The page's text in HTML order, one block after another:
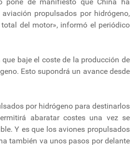
propulsados por hidrógeno,
del motor», informó el periódico
baje el coste de la producción de
Esto supondrá un avance desde
por hidrógeno para destinarlos
abaratar costes una vez se
Y es que los aviones propulsados
también va unos pasos por delante